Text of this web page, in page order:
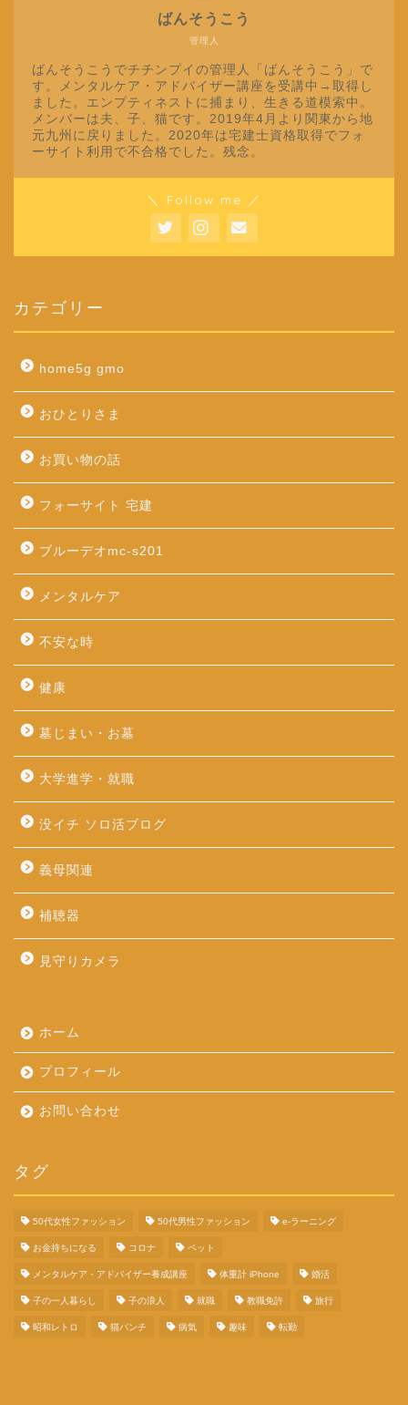
管理人
ばんそうこう
ばんそうこうでチチンプイの管理人「ばんそうこう」で
す。メンタルケア・アドバイザー講座を受講中→取得し
ました。エンプティネストに捕まり、生きる道模索中。
メンバーは夫、子、猫です。2019年4月より関東から地
元九州に戻りました。2020年は宅建士資格取得でフォ
ーサイト利用で不合格でした。残念。
＼ Follow me ／
カテゴリー
home5g gmo
おひとりさま
お買い物の話
フォーサイト 宅建
ブルーデオmc-s201
メンタルケア
不安な時
健康
墓じまい・お墓
大学進学・就職
没イチ ソロ活ブログ
義母関連
補聴器
見守りカメラ
ホーム
プロフィール
お問い合わせ
タグ
50代女性ファッション 50代男性ファッション e-ラーニング
お金持ちになる コロナ ペット
メンタルケア・アドバイザー養成講座 体重計 iPhone 婚活
子の一人暮らし 子の浪人 就職 教職免許 旅行
昭和レトロ 猫パンチ 病気 趣味 転勤